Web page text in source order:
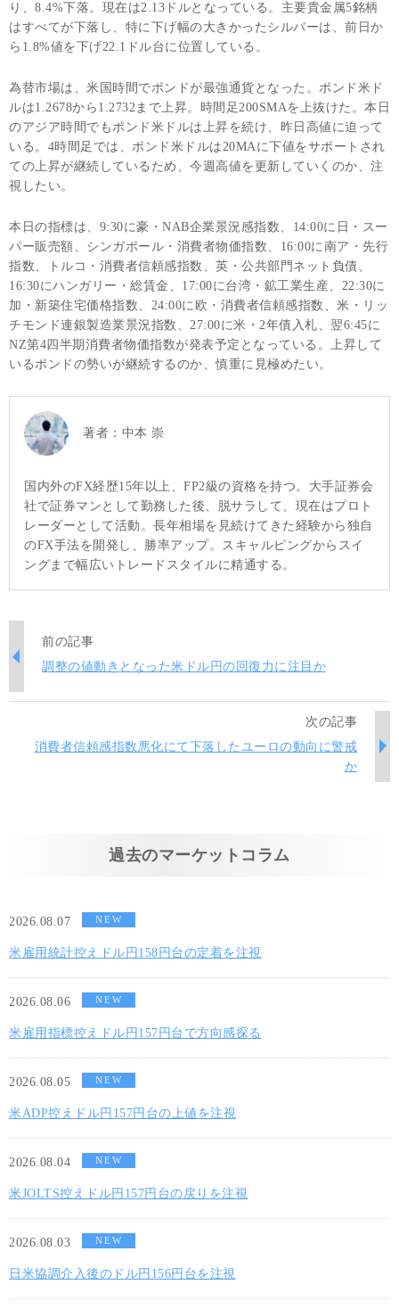
り、8.4%下落。現在は2.13ドルとなっている。主要貴金属5銘柄
はすべてが下落し、特に下げ幅の大きかったシルバーは、前日か
ら1.8%値を下げ22.1ドル台に位置している。
為替市場は、米国時間でポンドが最強通貨となった。ポンド米ド
ルは1.2678から1.2732まで上昇。時間足200SMAを上抜けた。本日
のアジア時間でもポンド米ドルは上昇を続け、昨日高値に迫って
いる。4時間足では、ポンド米ドルは20MAに下値をサポートされ
ての上昇が継続しているため、今週高値を更新していくのか、注
視したい。
本日の指標は、9:30に豪・NAB企業景況感指数、14:00に日・スー
パー販売額、シンガポール・消費者物価指数、16:00に南ア・先行
指数、トルコ・消費者信頼感指数、英・公共部門ネット負債、
16:30にハンガリー・総賃金、17:00に台湾・鉱工業生産、22:30に
加・新築住宅価格指数、24:00に欧・消費者信頼感指数、米・リッ
チモンド連銀製造業景況指数、27:00に米・2年債入札、翌6:45に
NZ第4四半期消費者物価指数が発表予定となっている。上昇して
いるポンドの勢いが継続するのか、慎重に見極めたい。
著者： 中本 崇
国内外のFX経歴15年以上、FP2級の資格を持つ。大手証券会
社で証券マンとして勤務した後、脱サラして、現在はプロト
レーダーとして活動。長年相場を見続けてきた経験から独自
のFX手法を開発し、勝率アップ。スキャルピングからスイ
ングまで幅広いトレードスタイルに精通する。
前の記事
調整の値動きとなった米ドル円の回復力に注目か
次の記事
消費者信頼感指数悪化にて下落したユーロの動向に警戒
か
過去のマーケットコラム
2026.08.07 NEW
米雇用統計控えドル円158円台の定着を注視
2026.08.06 NEW
米雇用指標控えドル円157円台で方向感探る
2026.08.05 NEW
米ADP控えドル円157円台の上値を注視
2026.08.04 NEW
米JOLTS控えドル円157円台の戻りを注視
2026.08.03 NEW
日米協調介入後のドル円156円台を注視